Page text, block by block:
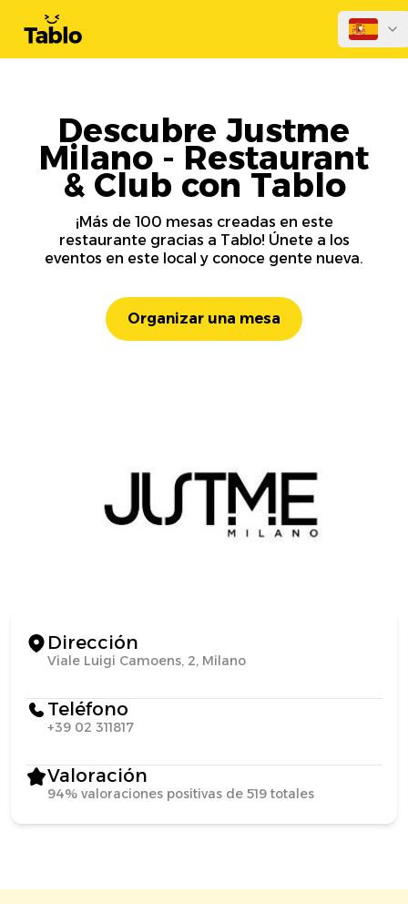
Descubre Justme
Milano - Restaurant
& Club con Tablo
¡Más de 100 mesas creadas en este
restaurante gracias a Tablo! Únete a los
eventos en este local y conoce gente nueva.
Organizar una mesa
Dirección
Viale Luigi Camoens, 2, Milano
Teléfono
+39 02 311817
Valoración
94% valoraciones positivas de 519 totales